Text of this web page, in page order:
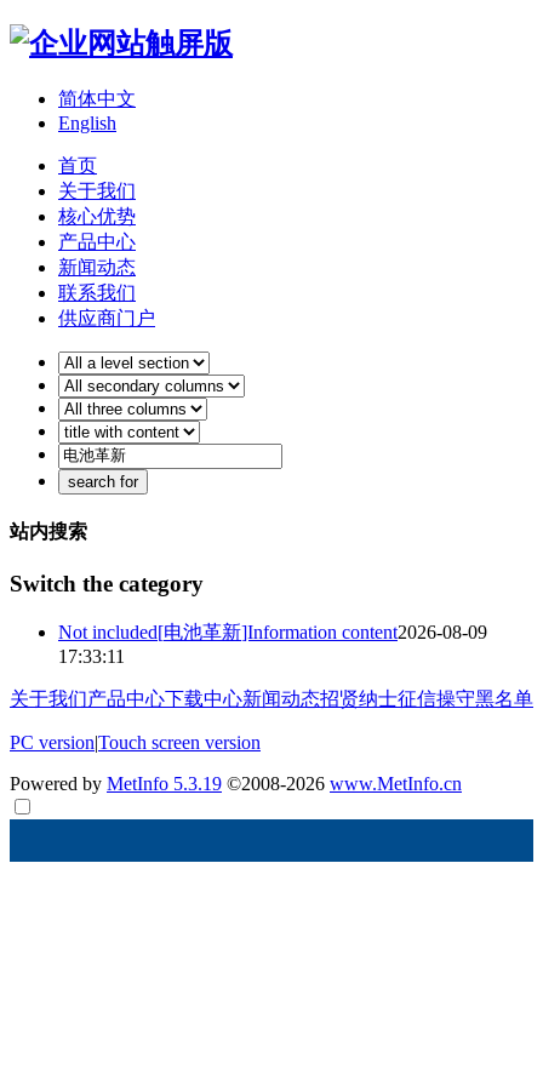
简体中文
English
首页
关于我们
核心优势
产品中心
新闻动态
联系我们
供应商门户
站内搜索
Switch the category
Not included[电池革新]Information content2026-08-09
17:33:11
关于我们产品中心下载中心新闻动态招贤纳士征信操守黑名单
PC version|Touch screen version
Powered by MetInfo 5.3.19 ©2008-2026 www.MetInfo.cn